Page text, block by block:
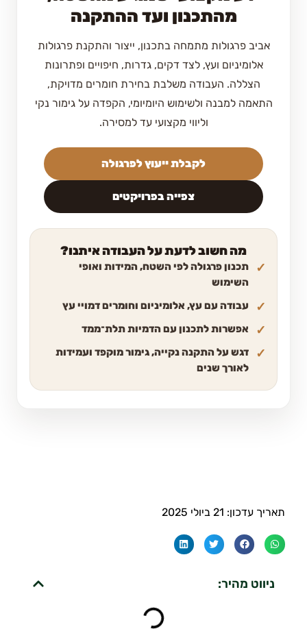
מהתכנון ועד ההתקנה
אביב פרגולות מתמחה בתכנון, ייצור והתקנת פרגולות
אלומיניום ועץ, לצד דקים, גדרות, חיפויים ופתרונות
הצללה. העבודה משלבת בחירת חומרים מדויקת,
התאמה למבנה ולשימוש היומיומי, הקפדה על גימור נקי
וליווי מקצועי עד למסירה.
לקבלת ייעוץ לפרגולה
צפייה בפרויקטים
מה חשוב לדעת על העבודה איתנו?
תכנון פרגולה לפי השטח, המידות ואופי
השימוש
עבודה עם עץ, אלומיניום וחומרים דמויי עץ
אפשרות לתכנון עם הדמיות תלת־ממד
דגש על התקנה נקייה, גימור מוקפד ועמידות
לאורך שנים
תאריך עדכון: 21 ביולי 2025
ניווט מהיר: